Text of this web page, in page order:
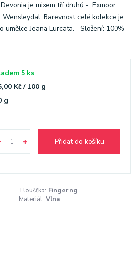
je mixem tří druhů - Exmoor
Barevnost celé kolekce je
umělce Jeana Lurcata. Složení: 100%
5 ks
Kč / 100 g
g
Přidat do košíku
Tloušťka: Fingering
Materiál: Vlna